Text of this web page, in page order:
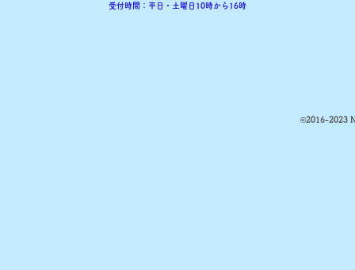
​受付時間：平日・土曜日10時から16時
©2016-2023